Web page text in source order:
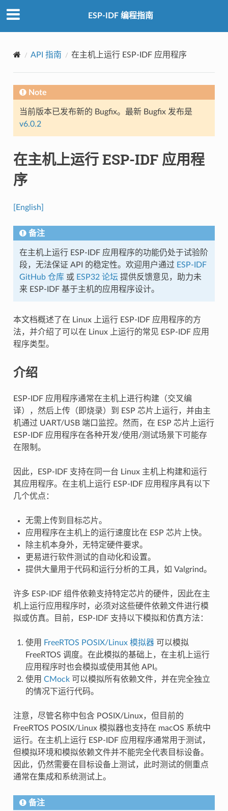
ESP-IDF 编程指南
API 指南 在主机上运行 ESP-IDF 应用程序
Note
当前版本已发布新的 Bugfix。最新 Bugfix 发布是
v6.0.2
在主机上运行 ESP-IDF 应用程
序
[English]
备注
在主机上运行 ESP-IDF 应用程序的功能仍处于试验阶
段，无法保证 API 的稳定性。欢迎用户通过 ESP-IDF
GitHub 仓库或 ESP32 论坛 提供反馈意见，助力未
来 ESP-IDF 基于主机的应用程序设计。
本文档概述了在 Linux 上运行 ESP-IDF 应用程序的方
法，并介绍了可以在 Linux 上运行的常见 ESP-IDF 应用
程序类型。
介绍
ESP-IDF 应用程序通常在主机上进行构建（交叉编
译），然后上传（即烧录）到 ESP 芯片上运行，并由主
机通过 UART/USB 端口监控。然而，在 ESP 芯片上运行
ESP-IDF 应用程序在各种开发/使用/测试场景下可能存
在限制。
因此，ESP-IDF 支持在同一台 Linux 主机上构建和运行
其应用程序。在主机上运行 ESP-IDF 应用程序具有以下
几个优点：
无需上传到目标芯片。
应用程序在主机上的运行速度比在 ESP 芯片上快。
除主机本身外，无特定硬件要求。
更易进行软件测试的自动化和设置。
提供大量用于代码和运行分析的工具，如 Valgrind。
许多 ESP-IDF 组件依赖支持特定芯片的硬件，因此在主
机上运行应用程序时，必须对这些硬件依赖文件进行模
拟或仿真。目前，ESP-IDF 支持以下模拟和仿真方法：
使用 FreeRTOS POSIX/Linux 模拟器可以模拟
FreeRTOS 调度。在此模拟的基础上，在主机上运行
应用程序时也会模拟或使用其他 API。
使用 CMock可以模拟所有依赖文件，并在完全独立
的情况下运行代码。
注意，尽管名称中包含 POSIX/Linux，但目前的
FreeRTOS POSIX/Linux 模拟器也支持在 macOS 系统中
运行。在主机上运行 ESP-IDF 应用程序通常用于测试，
但模拟环境和模拟依赖文件并不能完全代表目标设备。
因此，仍然需要在目标设备上测试，此时测试的侧重点
通常在集成和系统测试上。
备注